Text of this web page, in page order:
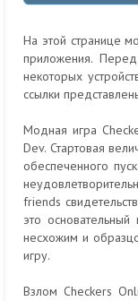
На этой странице
приложения.
некоторых
ссылки
Модная игра
Dev. Стартовая
обеспеченного
friends
это
несхожим и
игру.
Взлом Checkers